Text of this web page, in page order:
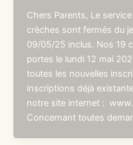
Chers Parents, Le
crèches sont fermés du
09/05/25 inclus. Nos 19
portes le lundi 12 mai
toutes les nouvelles
inscriptions déjà
notre site internet :
Concernant toutes